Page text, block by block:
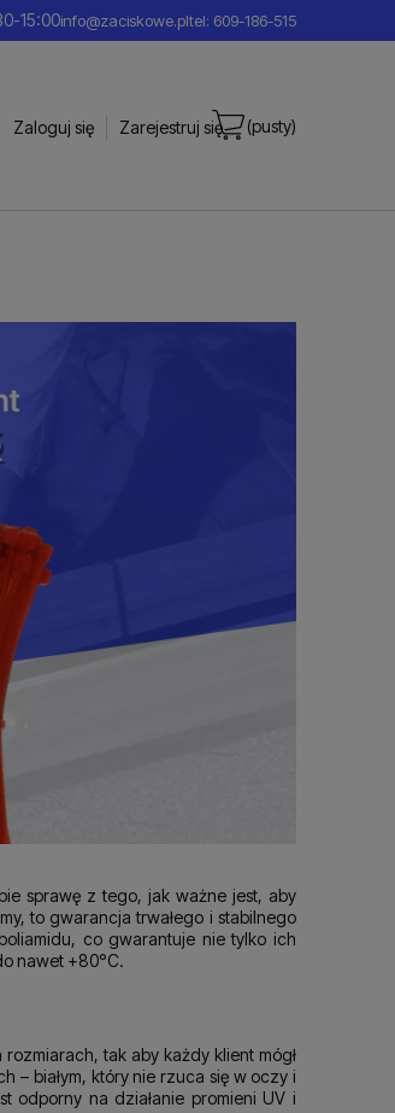
15:00info@zaciskowe.pltel: 609-186-515
Zarejestruj się
Zaloguj się (pusty)
sprawę z tego, jak ważne jest, aby
to gwarancja trwałego i stabilnego
co gwarantuje nie tylko ich
nawet +80°C.
tak aby każdy klient mógł
– białym, który nie rzuca się w oczy i
odporny na działanie promieni UV i